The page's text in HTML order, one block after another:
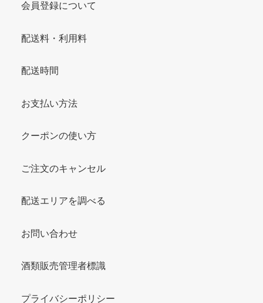
会員登録について
配送料・利用料
配送時間
お支払い方法
クーポンの使い方
ご注文のキャンセル
配送エリアを調べる
お問い合わせ
酒類販売管理者標識
プライバシーポリシー